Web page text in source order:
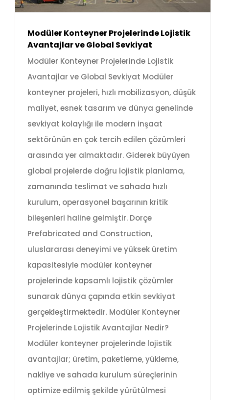
Modüler Konteyner Projelerinde Lojistik
Avantajlar ve Global Sevkiyat
Modüler Konteyner Projelerinde Lojistik
Avantajlar ve Global Sevkiyat Modüler
konteyner projeleri, hızlı mobilizasyon, düşük
maliyet, esnek tasarım ve dünya genelinde
sevkiyat kolaylığı ile modern inşaat
sektörünün en çok tercih edilen çözümleri
arasında yer almaktadır. Giderek büyüyen
global projelerde doğru lojistik planlama,
zamanında teslimat ve sahada hızlı
kurulum, operasyonel başarının kritik
bileşenleri haline gelmiştir. Dorçe
Prefabricated and Construction,
uluslararası deneyimi ve yüksek üretim
kapasitesiyle modüler konteyner
projelerinde kapsamlı lojistik çözümler
sunarak dünya çapında etkin sevkiyat
gerçekleştirmektedir. Modüler Konteyner
Projelerinde Lojistik Avantajlar Nedir?
Modüler konteyner projelerinde lojistik
avantajlar; üretim, paketleme, yükleme,
nakliye ve sahada kurulum süreçlerinin
optimize edilmiş şekilde yürütülmesi